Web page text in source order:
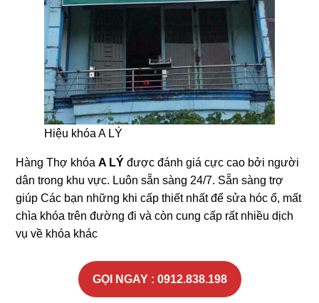
Hiệu khóa A LÝ
Hàng Thợ khóaA LÝ được đánh giá cực cao bởi người
dân trong khu vực. Luôn sẵn sàng 24/7. Sẵn sàng trợ
giúp Các bạn những khi cấp thiết nhất để sửa hóc ổ, mất
chìa khóa trên đường đi và còn cung cấp rất nhiều dịch
vụ về khóa khác
GỌI NGAY : 0912.838.198